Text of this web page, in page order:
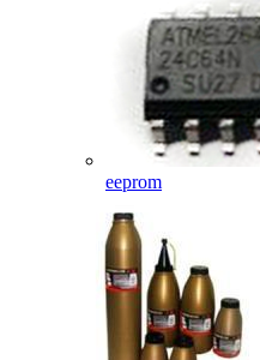
eeprom